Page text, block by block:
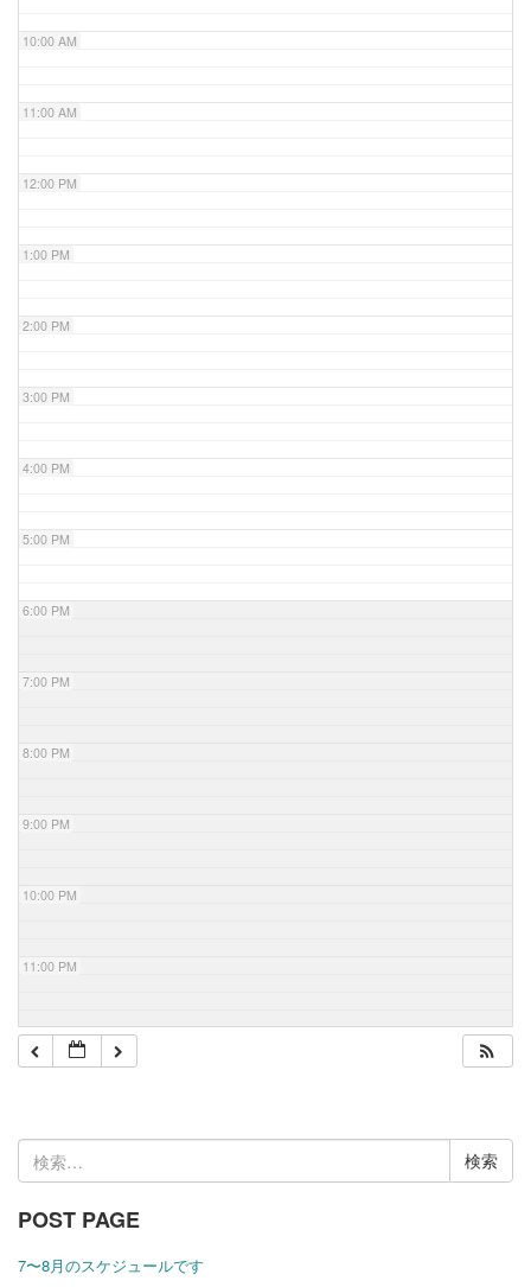
10:00 AM
11:00 AM
12:00 PM
1:00 PM
2:00 PM
3:00 PM
4:00 PM
5:00 PM
6:00 PM
7:00 PM
8:00 PM
9:00 PM
10:00 PM
11:00 PM
検
索:
POST PAGE
7〜8月のスケジュールです